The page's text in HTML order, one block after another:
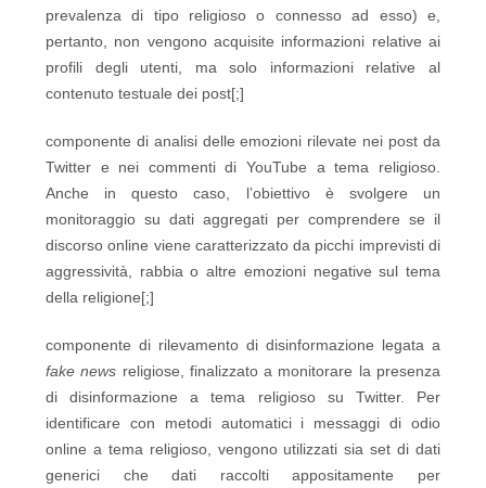
prevalenza di tipo religioso o connesso ad esso) e,
pertanto, non vengono acquisite informazioni relative ai
profili degli utenti, ma solo informazioni relative al
contenuto testuale dei post[;]
componente di analisi delle emozioni rilevate nei post da
Twitter e nei commenti di YouTube a tema religioso.
Anche in questo caso, l’obiettivo è svolgere un
monitoraggio su dati aggregati per comprendere se il
discorso online viene caratterizzato da picchi imprevisti di
aggressività, rabbia o altre emozioni negative sul tema
della religione[;]
componente di rilevamento di disinformazione legata a
fake news religiose, finalizzato a monitorare la presenza
di disinformazione a tema religioso su Twitter. Per
identificare con metodi automatici i messaggi di odio
online a tema religioso, vengono utilizzati sia set di dati
generici che dati raccolti appositamente per